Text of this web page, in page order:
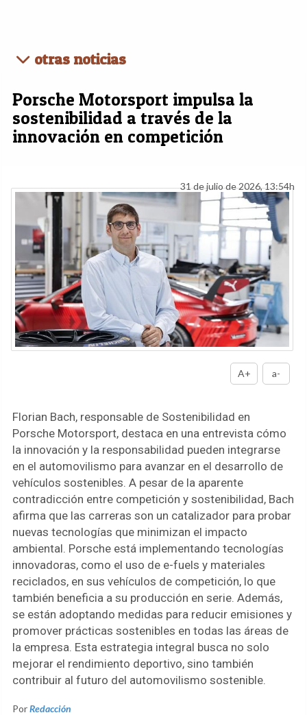
otras noticias
Porsche Motorsport impulsa la
sostenibilidad a través de la
innovación en competición
31 de julio de 2026, 13:54h
A+ a-
Florian Bach, responsable de Sostenibilidad en
Porsche Motorsport, destaca en una entrevista cómo
la innovación y la responsabilidad pueden integrarse
en el automovilismo para avanzar en el desarrollo de
vehículos sostenibles. A pesar de la aparente
contradicción entre competición y sostenibilidad, Bach
afirma que las carreras son un catalizador para probar
nuevas tecnologías que minimizan el impacto
ambiental. Porsche está implementando tecnologías
innovadoras, como el uso de e-fuels y materiales
reciclados, en sus vehículos de competición, lo que
también beneficia a su producción en serie. Además,
se están adoptando medidas para reducir emisiones y
promover prácticas sostenibles en todas las áreas de
la empresa. Esta estrategia integral busca no solo
mejorar el rendimiento deportivo, sino también
contribuir al futuro del automovilismo sostenible.
PorRedacción